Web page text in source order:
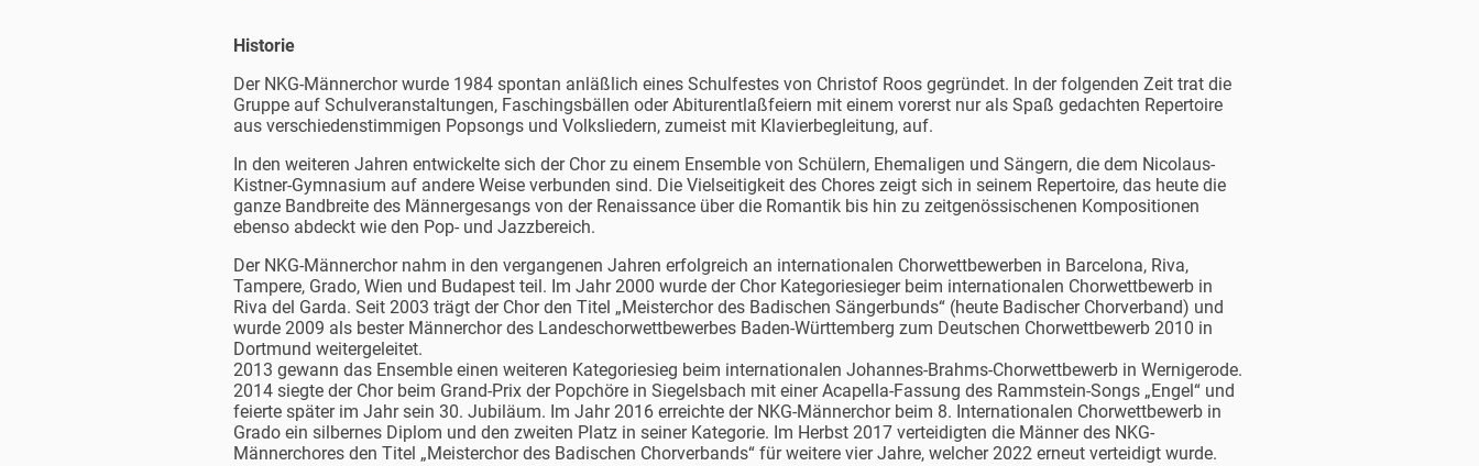
Historie
Der NKG-Männerchor wurde 1984 spontan anläßlich eines Schulfestes von Christof Roos gegründet. In der folgenden Zeit trat die
Gruppe auf Schulveranstaltungen, Faschingsbällen oder Abiturentlaßfeiern mit einem vorerst nur als Spaß gedachten Repertoire
aus verschiedenstimmigen Popsongs und Volksliedern, zumeist mit Klavierbegleitung, auf.
In den weiteren Jahren entwickelte sich der Chor zu einem Ensemble von Schülern, Ehemaligen und Sängern, die dem Nicolaus-
Kistner-Gymnasium auf andere Weise verbunden sind. Die Vielseitigkeit des Chores zeigt sich in seinem Repertoire, das heute die
ganze Bandbreite des Männergesangs von der Renaissance über die Romantik bis hin zu zeitgenössischenen Kompositionen
ebenso abdeckt wie den Pop- und Jazzbereich.
Der NKG-Männerchor nahm in den vergangenen Jahren erfolgreich an internationalen Chorwettbewerben in Barcelona, Riva,
Tampere, Grado, Wien und Budapest teil. Im Jahr 2000 wurde der Chor Kategoriesieger beim internationalen Chorwettbewerb in
Riva del Garda. Seit 2003 trägt der Chor den Titel „Meisterchor des Badischen Sängerbunds“ (heute Badischer Chorverband) und
wurde 2009 als bester Männerchor des Landeschorwettbewerbes Baden-Württemberg zum Deutschen Chorwettbewerb 2010 in
Dortmund weitergeleitet.
2013 gewann das Ensemble einen weiteren Kategoriesieg beim internationalen Johannes-Brahms-Chorwettbewerb in Wernigerode.
2014 siegte der Chor beim Grand-Prix der Popchöre in Siegelsbach mit einer Acapella-Fassung des Rammstein-Songs „Engel“ und
feierte später im Jahr sein 30. Jubiläum. Im Jahr 2016 erreichte der NKG-Männerchor beim 8. Internationalen Chorwettbewerb in
Grado ein silbernes Diplom und den zweiten Platz in seiner Kategorie. Im Herbst 2017 verteidigten die Männer des NKG-
Männerchores den Titel „Meisterchor des Badischen Chorverbands“ für weitere vier Jahre, welcher 2022 erneut verteidigt wurde.